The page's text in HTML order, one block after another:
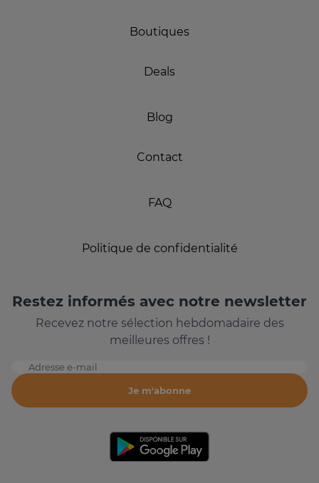
Boutiques
Deals
Blog
Contact
FAQ
Politique de confidentialité
Restez informés avec notre newsletter
Recevez notre sélection hebdomadaire des
meilleures offres !
Adresse e-mail
Je m'abonne